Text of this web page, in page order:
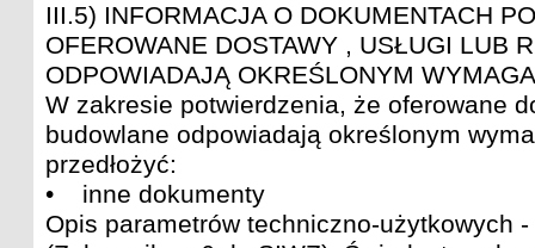
III.5) INFORMACJA O DOKUMENTACH
OFEROWANE DOSTAWY , USŁUGI LUB
ODPOWIADAJĄ OKREŚLONYM
W zakresie potwierdzenia, że oferowane
budowlane odpowiadają określonym
przedłożyć:
• inne dokumenty
Opis parametrów techniczno-użytkowych